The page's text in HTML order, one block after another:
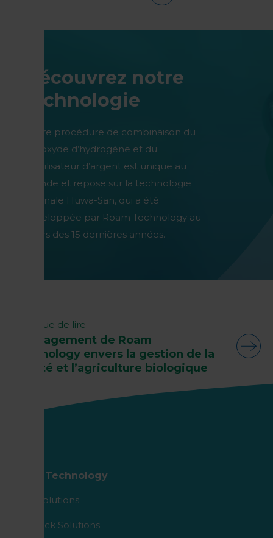
Découvrez notre
technologie
Notre procédure de combinaison du
peroxyde d’hydrogène et du
stabilisateur d’argent est unique au
monde et repose sur la technologie
originale Huwa-San, qui a été
développée par Roam Technology au
cours des 15 dernières années.
Continue de lire
L’engagement de Roam
Technology envers la gestion de la
qualité et l’agriculture biologique
Roam Technology
Agro Solutions
Livestock Solutions